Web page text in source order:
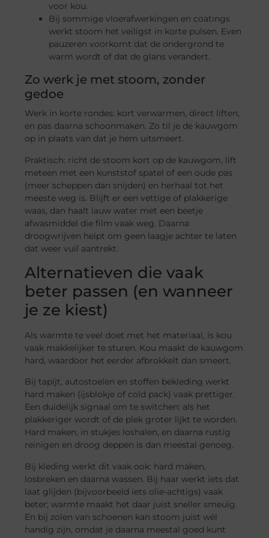
voor kou.
Bij sommige vloerafwerkingen en coatings
werkt stoom het veiligst in korte pulsen. Even
pauzeren voorkomt dat de ondergrond te
warm wordt of dat de glans verandert.
Zo werk je met stoom, zonder
gedoe
Werk in korte rondes: kort verwarmen, direct liften,
en pas daarna schoonmaken. Zo til je de kauwgom
op in plaats van dat je hem uitsmeert.
Praktisch: richt de stoom kort op de kauwgom, lift
meteen met een kunststof spatel of een oude pas
(meer scheppen dan snijden) en herhaal tot het
meeste weg is. Blijft er een vettige of plakkerige
waas, dan haalt lauw water met een beetje
afwasmiddel die film vaak weg. Daarna
droogwrijven helpt om geen laagje achter te laten
dat weer vuil aantrekt.
Alternatieven die vaak
beter passen (en wanneer
je ze kiest)
Als warmte te veel doet met het materiaal, is kou
vaak makkelijker te sturen. Kou maakt de kauwgom
hard, waardoor het eerder afbrokkelt dan smeert.
Bij tapijt, autostoelen en stoffen bekleding werkt
hard maken (ijsblokje of cold pack) vaak prettiger.
Een duidelijk signaal om te switchen: als het
plakkeriger wordt of de plek groter lijkt te worden.
Hard maken, in stukjes loshalen, en daarna rustig
reinigen en droog deppen is dan meestal genoeg.
Bij kleding werkt dit vaak ook: hard maken,
losbreken en daarna wassen. Bij haar werkt iets dat
laat glijden (bijvoorbeeld iets olie-achtigs) vaak
beter; warmte maakt het daar juist sneller smeuïg.
En bij zolen van schoenen kan stoom juist wél
handig zijn, omdat je daarna meestal goed kunt